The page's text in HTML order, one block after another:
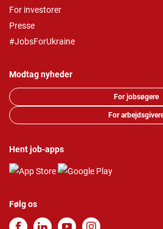
For investorer
Presse
#JobsForUkraine
Modtag nyheder
For jobsøgere
For
Hent job-apps
Følg os